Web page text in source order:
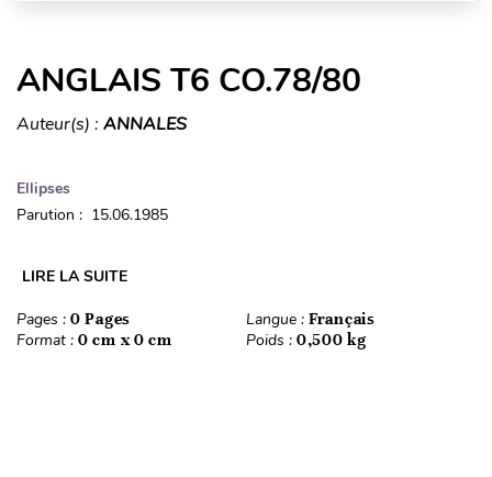
ANGLAIS T6 CO.78/80
Auteur(s) : ANNALES
Ellipses
Parution : 15.06.1985
LIRE LA SUITE
Pages : 0 Pages Langue : Français
Format : 0 cm x 0 cm Poids : 0,500 kg